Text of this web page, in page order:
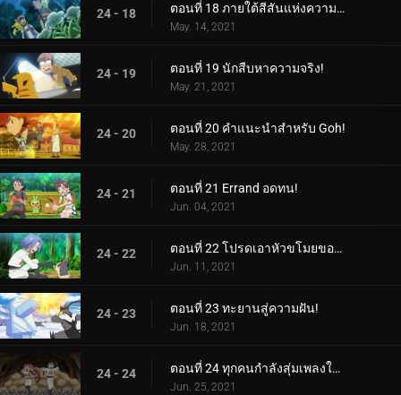
24 - 18 ตอนที่ 18 ภายใต้สีสันแห่งความมืด!
May. 14, 2021
24 - 19 ตอนที่ 19 นักสืบหาความจริง!
May. 21, 2021
24 - 20 ตอนที่ 20 คำแนะนำสำหรับ Goh!
May. 28, 2021
24 - 21 ตอนที่ 21 Errand อดทน!
Jun. 04, 2021
24 - 22 ตอนที่ 22 โปรดเอาหัวขโมยของฉันไป!
Jun. 11, 2021
24 - 23 ตอนที่ 23 ทะยานสู่ความฝัน!
Jun. 18, 2021
24 - 24 ตอนที่ 24 ทุกคนกำลังสุ่มเพลงใต้ดิน!
Jun. 25, 2021